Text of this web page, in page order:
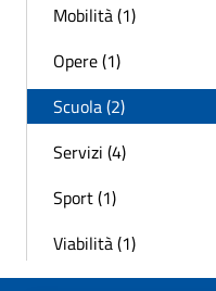
Mobilità (1)
Opere (1)
Scuola (2)
Servizi (4)
Sport (1)
Viabilità (1)